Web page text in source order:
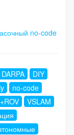
no-code
DARPA
DIY
no-code
VSLAM